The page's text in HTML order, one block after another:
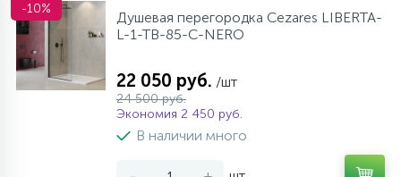
-10%
Душевая перегородка Cezares LIBERTA-
L-1-TB-85-C-NERO
22 050 руб. /шт
24 500 руб.
Экономия 2 450 руб.
В наличии много